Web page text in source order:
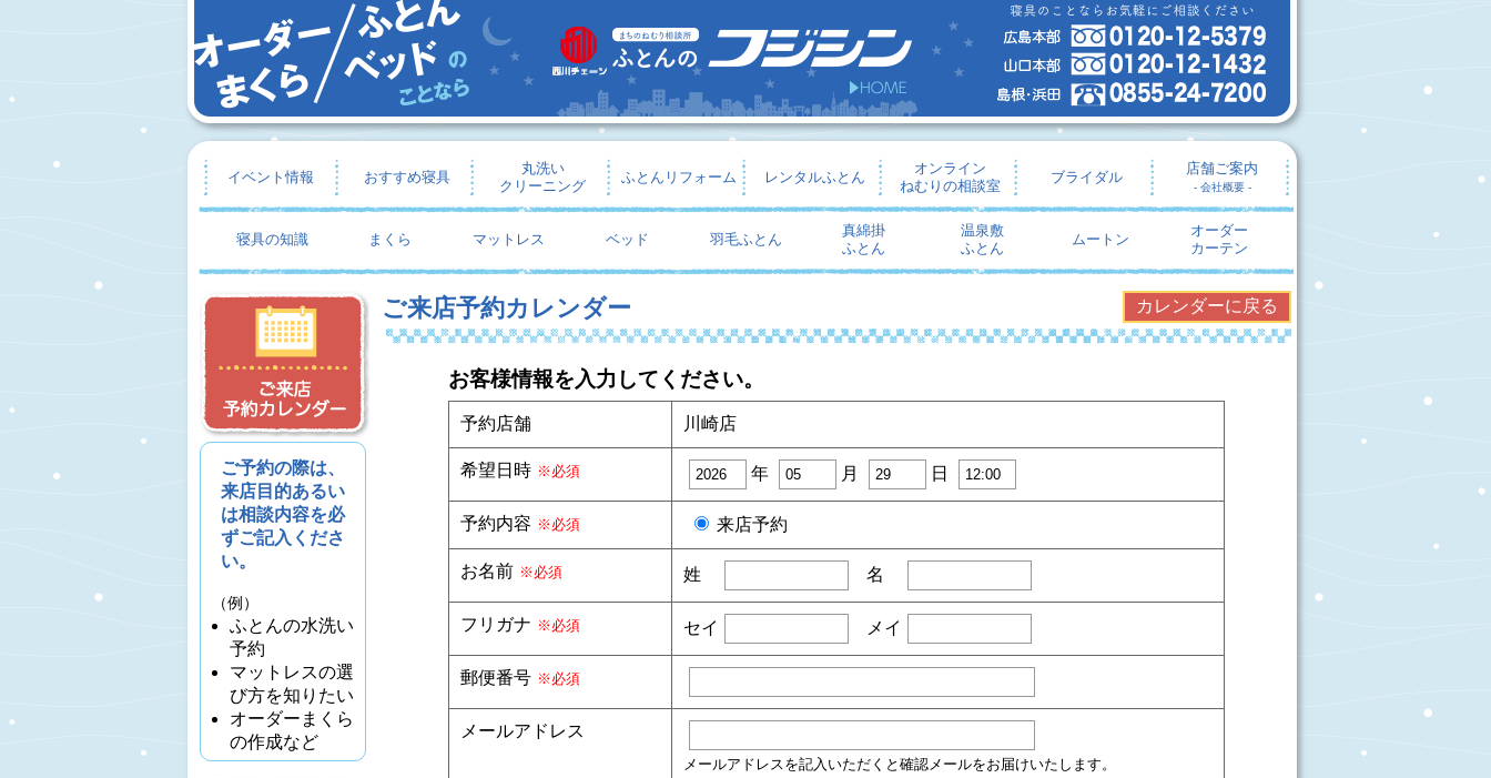
イベント情報 おすすめ寝具
丸洗い
クリーニング
ふとんリフォーム レンタルふとん
オンライン
ねむりの相談室
ブライダル
店舗ご案内
- 会社概要 -
寝具の知識 まくら マットレス ベッド 羽毛ふとん
真綿掛
ふとん
温泉敷
ふとん
ムートン
オーダー
カーテン
カレンダーに戻る
ご来店予約カレンダー
お客様情報を入力してください。
予約店舗 川崎店
希望日時 ※必須 年 月 日
予約内容 ※必須 来店予約
お名前 ※必須 姓 名
フリガナ ※必須 セイ メイ
郵便番号 ※必須
メールアドレス
メールアドレスを記入いただくと確認メールをお届けいたします。
ご予約の際は、
来店目的あるい
は相談内容を必
ずご記入くださ
い。
（例）
ふとんの水洗い
予約
マットレスの選
び方を知りたい
オーダーまくら
の作成など